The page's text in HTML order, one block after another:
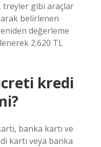
treyler gibi araçlar
belirlenen
değerleme
2.620 TL
kredi
banka kartı ve
kartı veya banka